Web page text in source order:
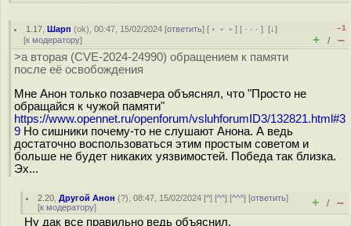
1.17 ,Шарп (ok), 00:47, 15/02/2024 [ответить] [ ﹢﹢﹢] [ · · ·][↓]
[к модератору]
–1
+ / –
>а вторая (CVE-2024-24990) обращением к памяти
после её освобождения
Мне Анон только позавчера объяснял, что "Просто не
обращайся к чужой памяти"
https://www.opennet.ru/openforum/vsluhforumID3/132821.html#3
9 Но сишники почему-то не слушают Анона. А ведь
достаточно воспользоваться этим простым советом и
больше не будет никаких уязвимостей. Победа так близка.
Эх...
2.20 ,Другой Анон (?), 08:47, 15/02/2024 [^] [^^] [^^^] [ответить]
[к модератору] + / –
Ну дак все правильно ведь объяснил.